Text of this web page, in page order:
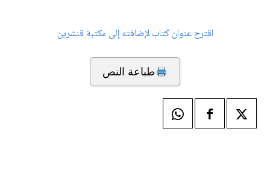
اقترح عنوان كتاب لإضافته إلى مكتبة قنشرين
طباعة النص